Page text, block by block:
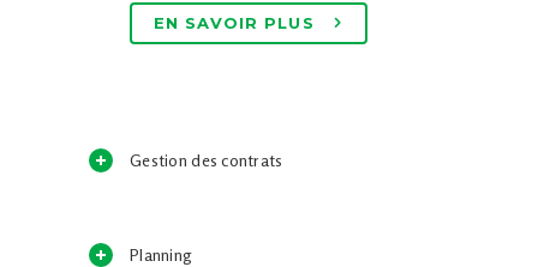
EN SAVOIR PLUS
Gestion des contrats
Planning